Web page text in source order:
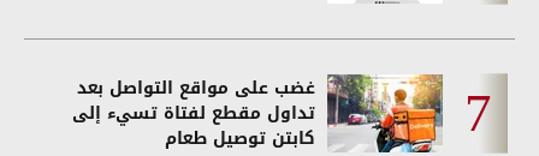
غضب على مواقع التواصل بعد
تداول مقطع لفتاة تسيء إلى
كابتن توصيل طعام